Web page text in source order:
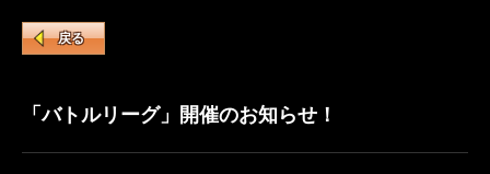
戻る
「バトルリーグ」開催のお知らせ！